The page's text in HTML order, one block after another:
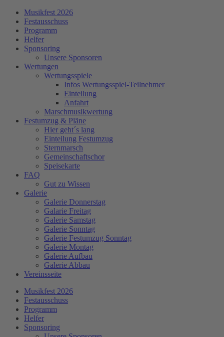
Musikfest 2026
Festausschuss
Programm
Helfer
Sponsoring
Unsere Sponsoren
Wertungen
Wertungsspiele
Infos Wertungsspiel-Teilnehmer
Einteilung
Anfahrt
Marschmusikwertung
Festumzug & Pläne
Hier geht´s lang
Einteilung Festumzug
Sternmarsch
Gemeinschaftschor
Speisekarte
FAQ
Gut zu Wissen
Galerie
Galerie Donnerstag
Galarie Freitag
Galerie Samstag
Galerie Sonntag
Galerie Festumzug Sonntag
Galerie Montag
Galerie Aufbau
Galerie Abbau
Vereinsseite
Musikfest 2026
Festausschuss
Programm
Helfer
Sponsoring